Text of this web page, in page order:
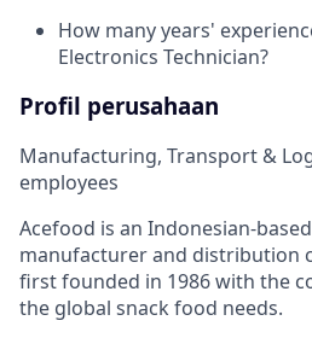
How many years'
Electronics Technician?
Profil perusahaan
Manufacturing, Transport &
employees
Acefood is an Indonesian-
manufacturer and distribution
first founded in 1986 with the
the global snack food needs.